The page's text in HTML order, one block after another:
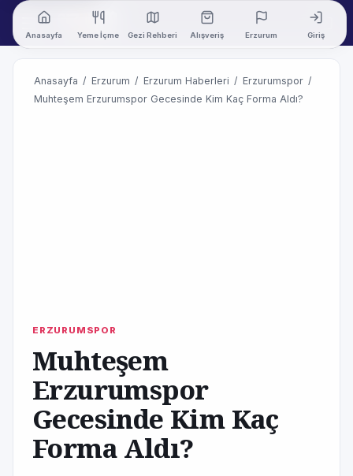
Anasayfa Yeme İçme Gezi Rehberi Alışveriş Erzurum Giriş
Anasayfa / Erzurum / Erzurum Haberleri / Erzurumspor /
Muhteşem Erzurumspor Gecesinde Kim Kaç Forma Aldı?
ERZURUMSPOR
Muhteşem
Erzurumspor
Gecesinde Kim Kaç
Forma Aldı?